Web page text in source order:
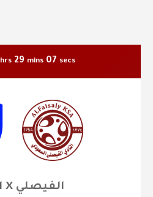
hrs 29 mins 07 secs
الهلال X الفيصلي